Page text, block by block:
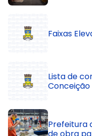
Faixas
Lista de
Prefeitura